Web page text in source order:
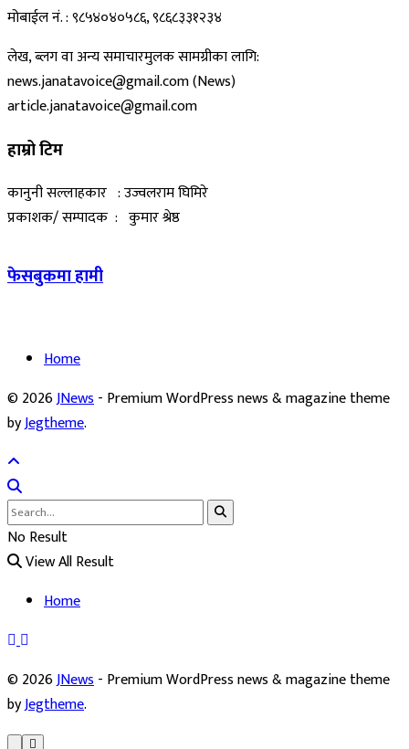
मोबाईल नं. : ९८५४०४०५८६, ९८६८३३१२३४
लेख, ब्लग वा अन्य समाचारमुलक सामग्रीका लागि:
news.janatavoice@gmail.com (News)
article.janatavoice@gmail.com
हाम्रो टिम
कानुनी सल्लाहकार : उज्वलराम घिमिरे
प्रकाशक/ सम्पादक : कुमार श्रेष्ठ
फेसबुकमा हामी
Home
© 2026JNews- Premium WordPress news & magazine theme
byJegtheme.
No Result
View All Result
Home
© 2026JNews- Premium WordPress news & magazine theme
byJegtheme.